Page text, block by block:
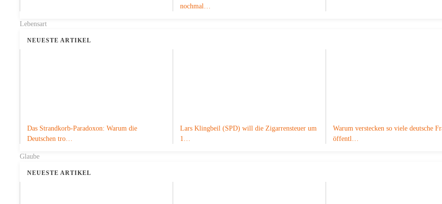
nochmal…
Lebensart
NEUESTE ARTIKEL
Das Strandkorb-Paradoxon: Warum die
Deutschen tro…
Lars Klingbeil (SPD) will die Zigarrensteuer um
1…
Warum verstecken so viele deutsche
öffentl…
Glaube
NEUESTE ARTIKEL